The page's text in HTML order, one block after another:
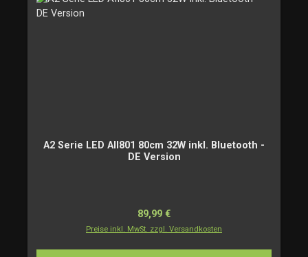
A2 Serie LED AII801 80cm 32W inkl. Bluetooth -
DE Version
Regulärer Preis:
89,99 €
Preise inkl. MwSt. zzgl. Versandkosten